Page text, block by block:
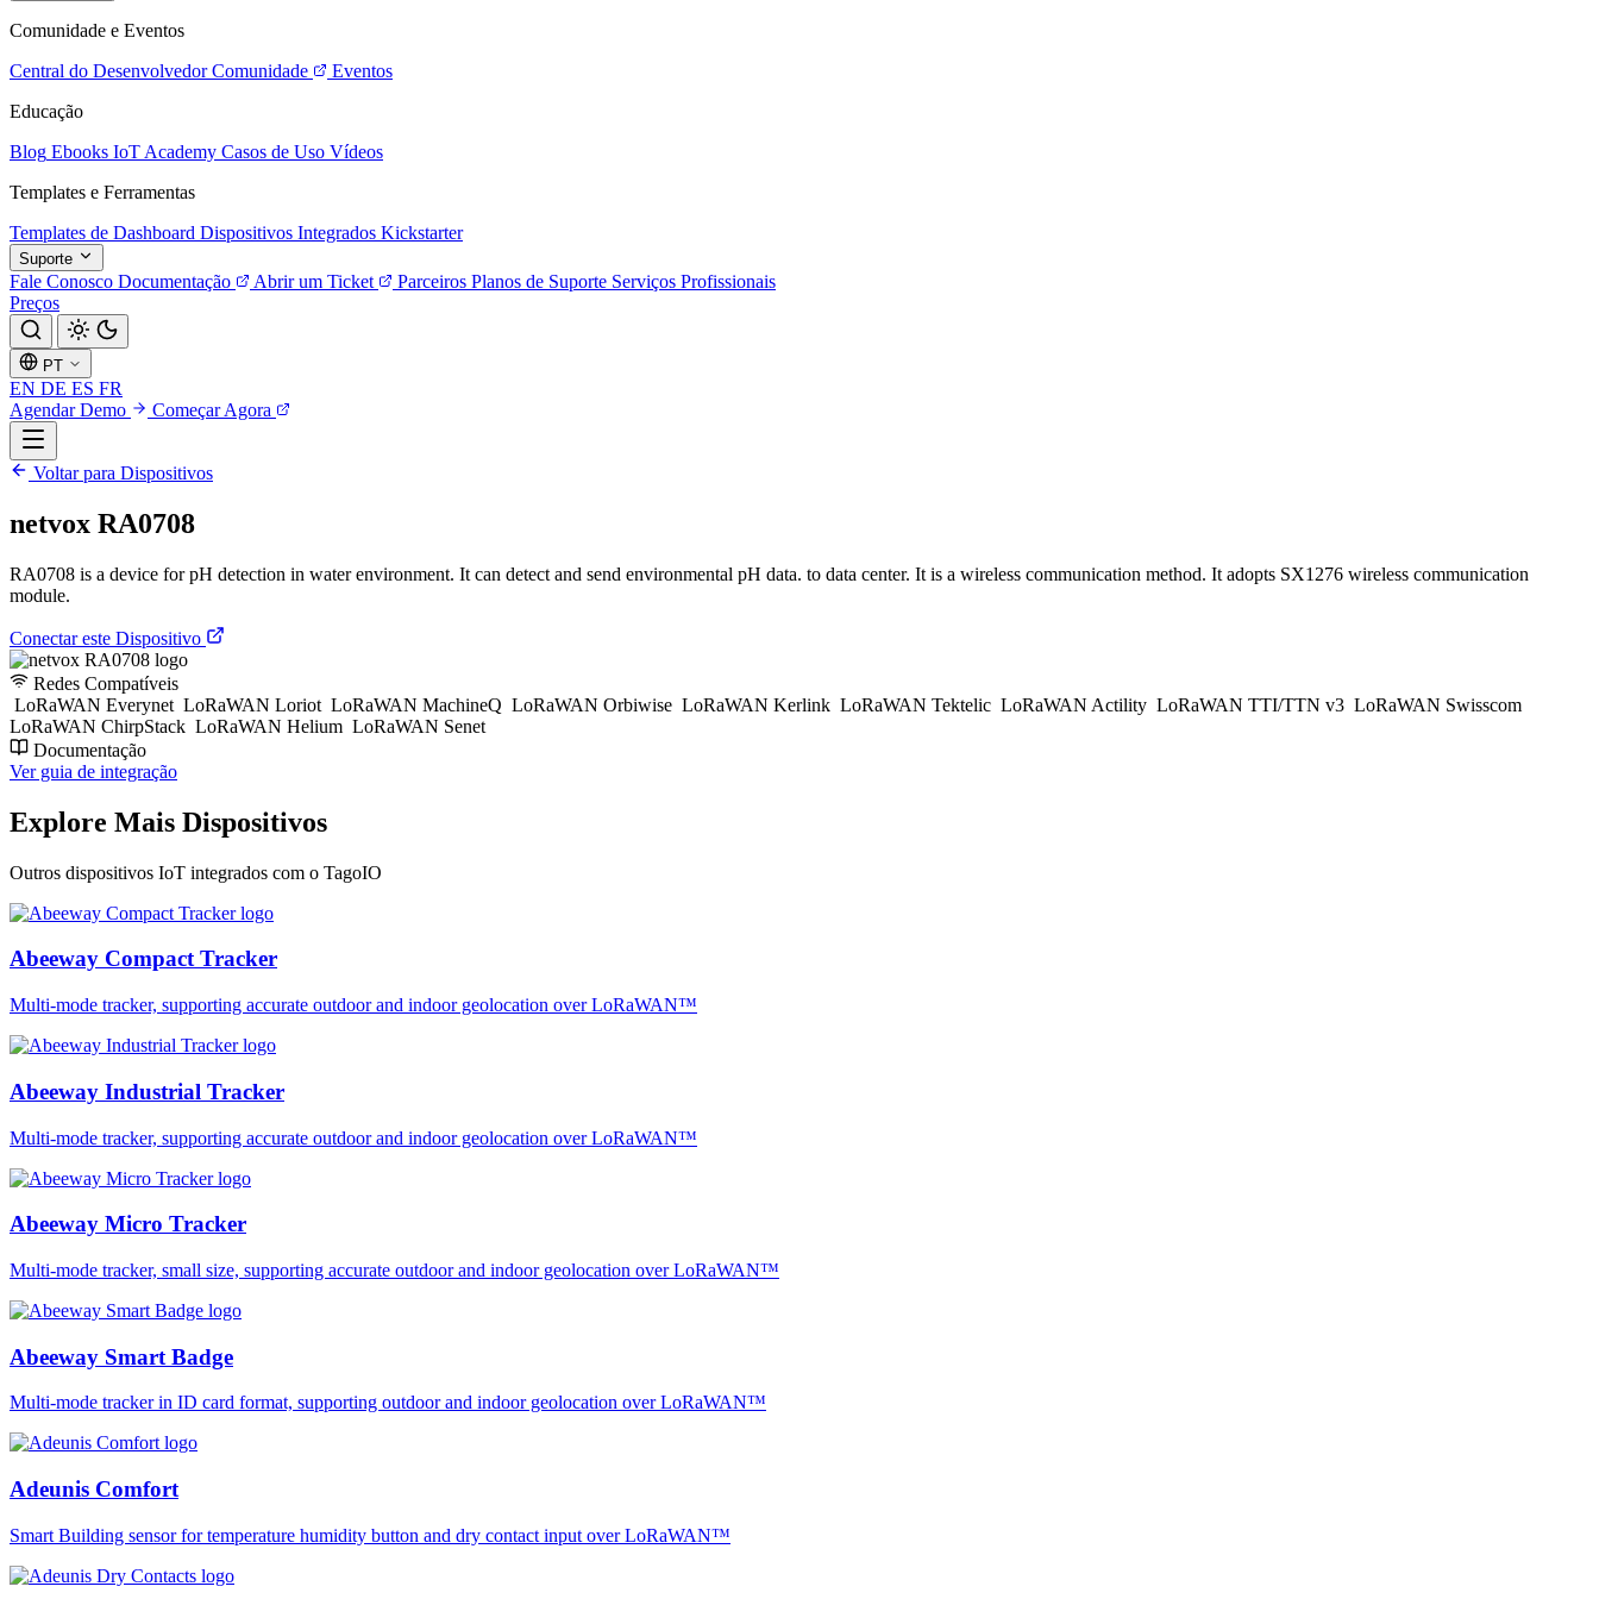
Comunidade e Eventos
Central do Desenvolvedor Comunidade
Eventos
Educação
Blog Ebooks IoT Academy Casos de Uso Vídeos
Templates e Ferramentas
Templates de Dashboard Dispositivos Integrados Kickstarter
Suporte
Fale Conosco Documentação Abrir um Ticket Parceiros Planos de Suporte Serviços Profissionais
Preços
PT
EN DE ES FR
Agendar Demo
Começar Agora
Voltar para Dispositivos
netvox RA0708
RA0708 is a device for pH detection in water environment. It can detect and send environmental pH data. to data center. It is a wireless communication method. It adopts SX1276 wireless communication
module.
Conectar este Dispositivo
Redes Compatíveis
LoRaWAN Everynet LoRaWAN Loriot LoRaWAN MachineQ LoRaWAN Orbiwise LoRaWAN Kerlink LoRaWAN Tektelic LoRaWAN Actility LoRaWAN TTI/TTN v3 LoRaWAN Swisscom
LoRaWAN ChirpStack LoRaWAN Helium LoRaWAN Senet
Documentação
Ver guia de integração
Explore Mais Dispositivos
Outros dispositivos IoT integrados com o TagoIO
Abeeway Compact Tracker
Multi-mode tracker, supporting accurate outdoor and indoor geolocation over LoRaWAN™
Abeeway Industrial Tracker
Multi-mode tracker, supporting accurate outdoor and indoor geolocation over LoRaWAN™
Abeeway Micro Tracker
Multi-mode tracker, small size, supporting accurate outdoor and indoor geolocation over LoRaWAN™
Abeeway Smart Badge
Multi-mode tracker in ID card format, supporting outdoor and indoor geolocation over LoRaWAN™
Adeunis Comfort
Smart Building sensor for temperature humidity button and dry contact input over LoRaWAN™